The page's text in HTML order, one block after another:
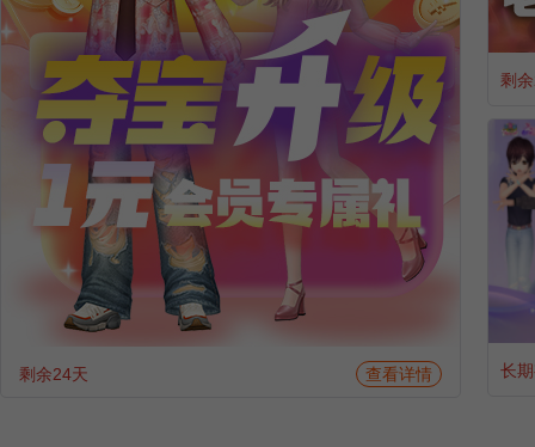
剩余24天 查看详情
剩
长